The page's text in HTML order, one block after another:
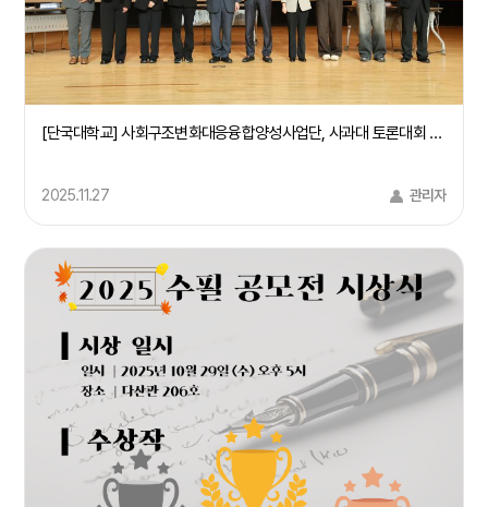
[단국대학교] 사회구조변화대응융합양성사업단, 사과대 토론대회 및 시민특강 개최(25/9/24)
2025.11.27 관리자